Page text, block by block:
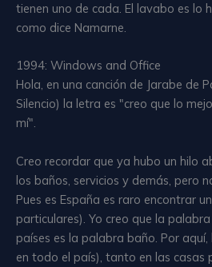
tienen uno de cada. El lavabo es lo
como dice Namarne.
1994: Windows and Office
Hola, en una canción de Jarabe de
Silencio) la letra es "creo que lo
mí".
Creo recordar que ya hubo un hilo
los baños, servicios y demás, pero
Pues es España es raro encontrar
particulares). Yo creo que la
países es la palabra baño. Por aquí,
en todo el país), tanto en las casas